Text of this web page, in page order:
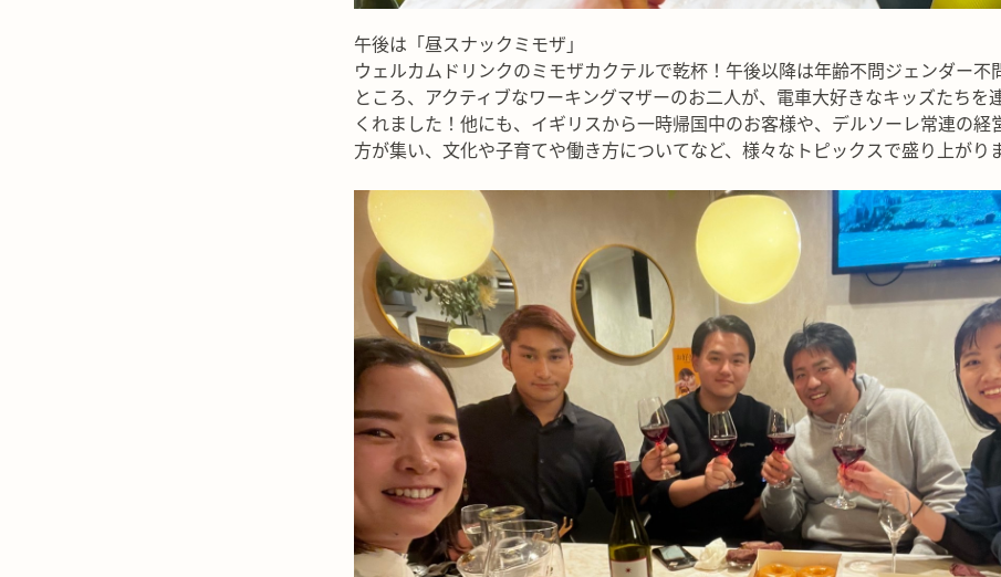
午後は「昼スナックミモザ」
ウェルカムドリンクのミモザカクテルで乾杯！午後以降は年齢不問ジェンダー不
ところ、アクティブなワーキングマザーのお二人が、電車大好きなキッズたちを
くれました！他にも、イギリスから一時帰国中のお客様や、デルソーレ常連の経
方が集い、文化や子育てや働き方についてなど、様々なトピックスで盛り上がり